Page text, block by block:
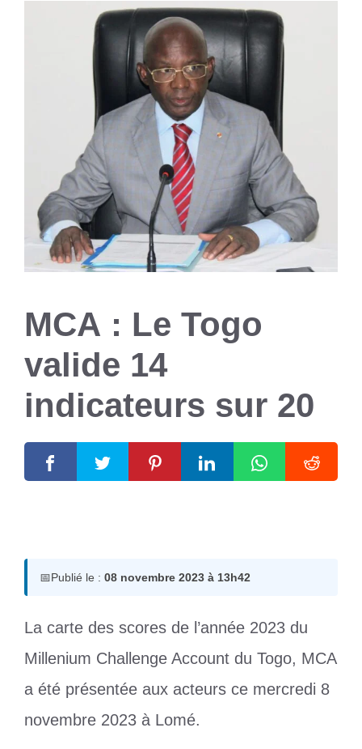
MCA : Le Togo
valide 14
indicateurs sur 20
📅Publié le : 08 novembre 2023 à 13h42
La carte des scores de l’année 2023 du
Millenium Challenge Account du Togo, MCA
a été présentée aux acteurs ce mercredi 8
novembre 2023 à Lomé.